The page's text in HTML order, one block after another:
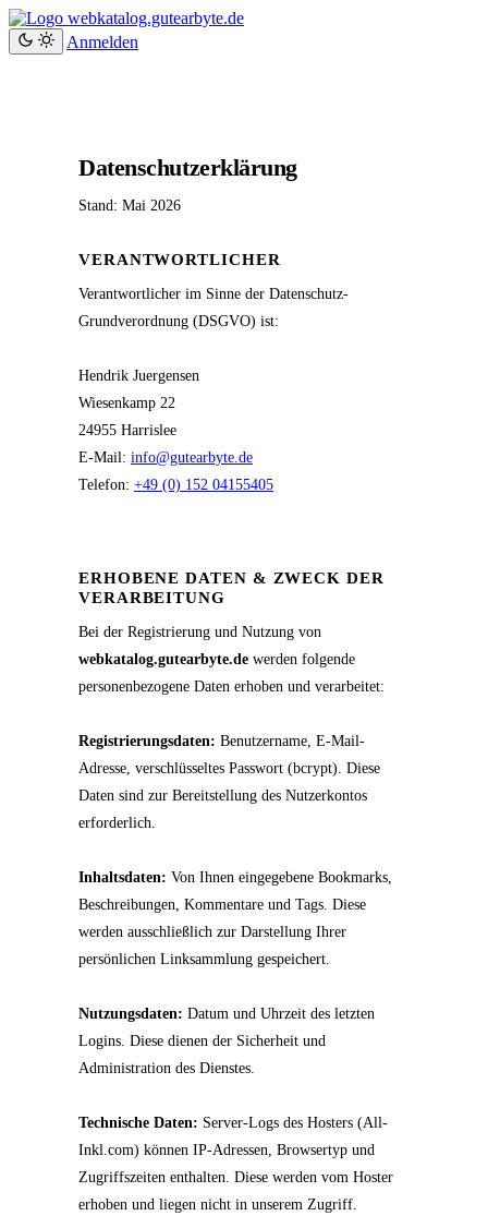
webkatalog.gutearbyte.de
Anmelden
Datenschutzerklärung
Stand: Mai 2026
VERANTWORTLICHER
Verantwortlicher im Sinne der Datenschutz-
Grundverordnung (DSGVO) ist:
Hendrik Juergensen
Wiesenkamp 22
24955 Harrislee
E-Mail: info@gutearbyte.de
Telefon: +49 (0) 152 04155405
ERHOBENE DATEN & ZWECK DER
VERARBEITUNG
Bei der Registrierung und Nutzung von
webkatalog.gutearbyte.de werden folgende
personenbezogene Daten erhoben und verarbeitet:
Registrierungsdaten: Benutzername, E-Mail-
Adresse, verschlüsseltes Passwort (bcrypt). Diese
Daten sind zur Bereitstellung des Nutzerkontos
erforderlich.
Inhaltsdaten: Von Ihnen eingegebene Bookmarks,
Beschreibungen, Kommentare und Tags. Diese
werden ausschließlich zur Darstellung Ihrer
persönlichen Linksammlung gespeichert.
Nutzungsdaten: Datum und Uhrzeit des letzten
Logins. Diese dienen der Sicherheit und
Administration des Dienstes.
Technische Daten: Server-Logs des Hosters (All-
Inkl.com) können IP-Adressen, Browsertyp und
Zugriffszeiten enthalten. Diese werden vom Hoster
erhoben und liegen nicht in unserem Zugriff.